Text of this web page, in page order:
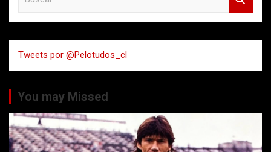
a
r
Tweets por @Pelotudos_cl
You may Missed